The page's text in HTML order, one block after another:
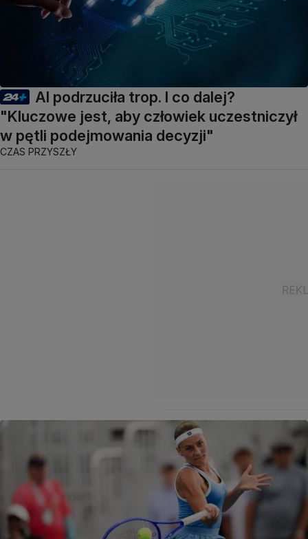
AI podrzuciła trop. I co dalej?
"Kluczowe jest, aby człowiek uczestniczył
w pętli podejmowania decyzji"
CZAS PRZYSZŁY